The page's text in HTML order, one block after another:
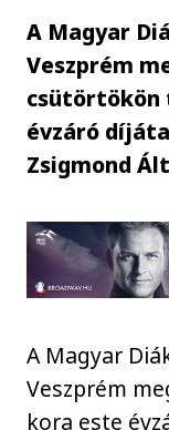
A Magyar
Veszprém
csütörtökön
évzáró
Zsigmond
A Magyar
Veszprém
kora este